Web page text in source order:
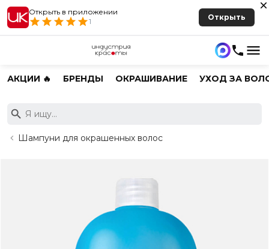
Открыть в приложении
1
Открыть
АКЦИИ 🔥 БРЕНДЫ ОКРАШИВАНИЕ УХОД ЗА
Шампуни для окрашенных волос